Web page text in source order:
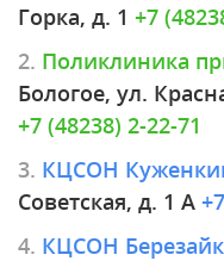
Горка, д. 1 +7
2. Поликлиника
Бологое, ул.
+7 (48238) 2-22-71
3. КЦСОН
Советская, д. 1 А
4. КЦСОН